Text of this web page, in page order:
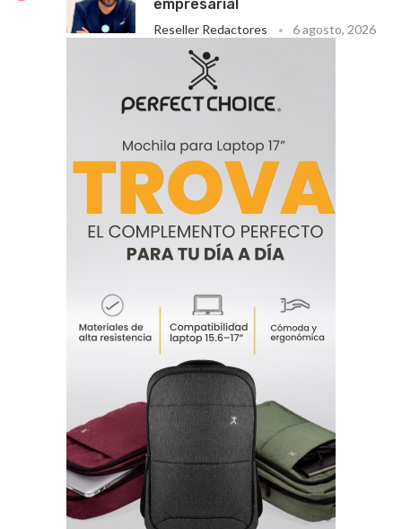
empresarial
Reseller Redactores 6 agosto, 2026